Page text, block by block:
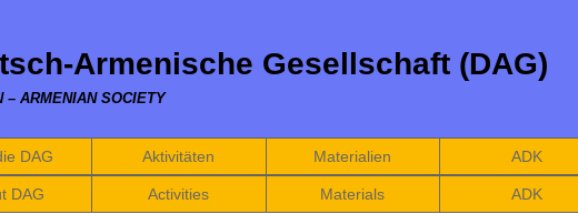
Armenische Gesellschaft (DAG)
– ARMENIAN SOCIETY
DAG Aktivitäten Materialien ADK
DAG Activities Materials ADK